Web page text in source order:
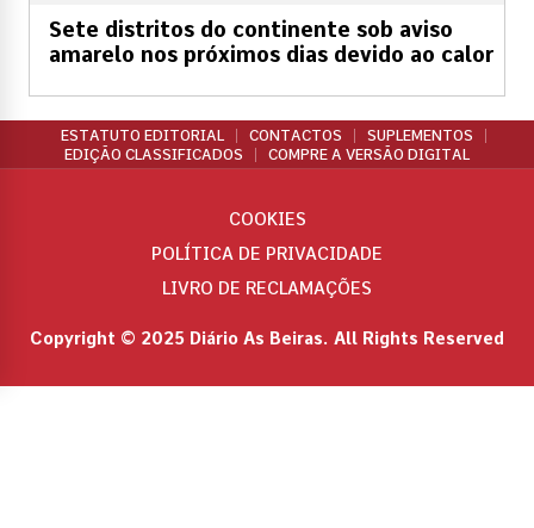
Sete distritos do continente sob aviso
amarelo nos próximos dias devido ao calor
ESTATUTO EDITORIAL CONTACTOS
SUPLEMENTOS
EDIÇÃO CLASSIFICADOS
COMPRE A VERSÃO DIGITAL
Copyright © 2025 Diário As Beiras. All Rights Reserved
COOKIES
POLÍTICA DE PRIVACIDADE
LIVRO DE RECLAMAÇÕES